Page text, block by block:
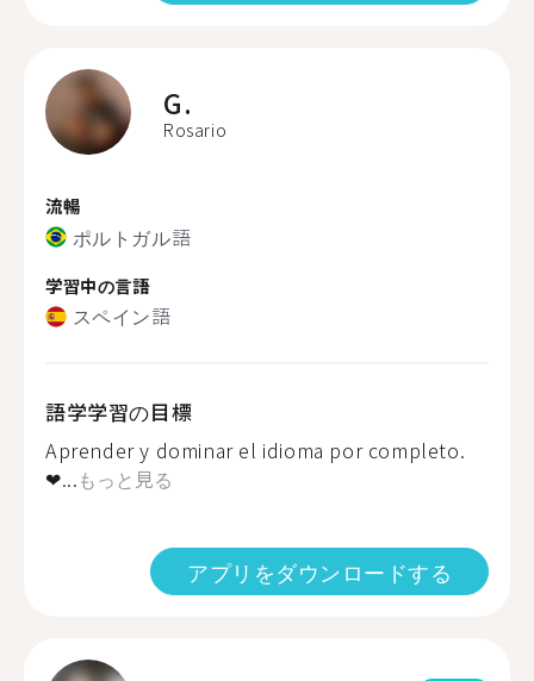
G.
Rosario
流暢
ポルトガル語
学習中の言語
スペイン語
語学学習の目標
Aprender y dominar el idioma por completo.
❤...もっと見る
アプリをダウンロードする